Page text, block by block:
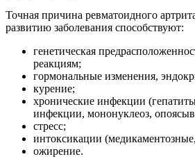
Точная причина ревматоидного
развитию заболевания способствуют:
генетическая
реакциям;
гормональные изменения,
курение;
хронические инфекции
инфекции, мононуклеоз,
стресс;
интоксикации
ожирение.